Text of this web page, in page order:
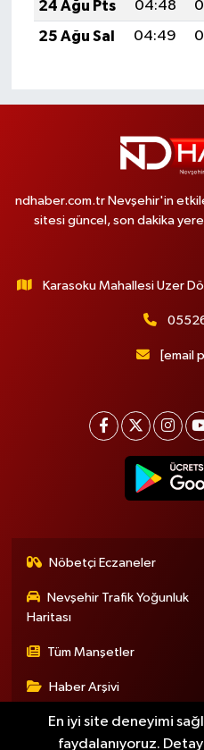
24 Ağu Pts
04:48
25 Ağu Sal
04:49
ndhaber.com.tr Nevşehir'in
sitesi güncel, son dakika
Karasoku Mahallesi Uzer
[email
Nöbetçi Eczaneler
Nevşehir Trafik Yoğunluk
Haritası
Tüm Manşetler
Haber Arşivi
En iyi site deneyimi
faydalanıyoruz.